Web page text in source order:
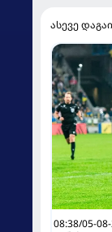
ასევე
08:38/05-